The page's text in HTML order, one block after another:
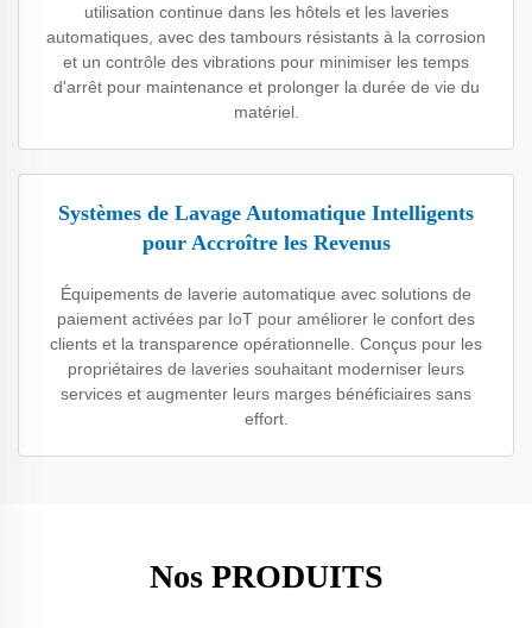
utilisation continue dans les hôtels et les laveries
automatiques, avec des tambours résistants à la corrosion
et un contrôle des vibrations pour minimiser les temps
d'arrêt pour maintenance et prolonger la durée de vie du
matériel.
Systèmes de Lavage Automatique Intelligents
pour Accroître les Revenus
Équipements de laverie automatique avec solutions de
paiement activées par IoT pour améliorer le confort des
clients et la transparence opérationnelle. Conçus pour les
propriétaires de laveries souhaitant moderniser leurs
services et augmenter leurs marges bénéficiaires sans
effort.
Nos PRODUITS